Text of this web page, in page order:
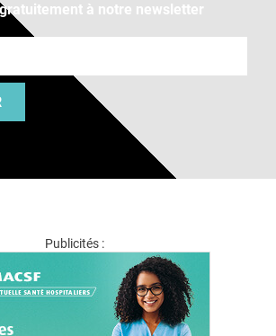
à notre newsletter
Publicités :